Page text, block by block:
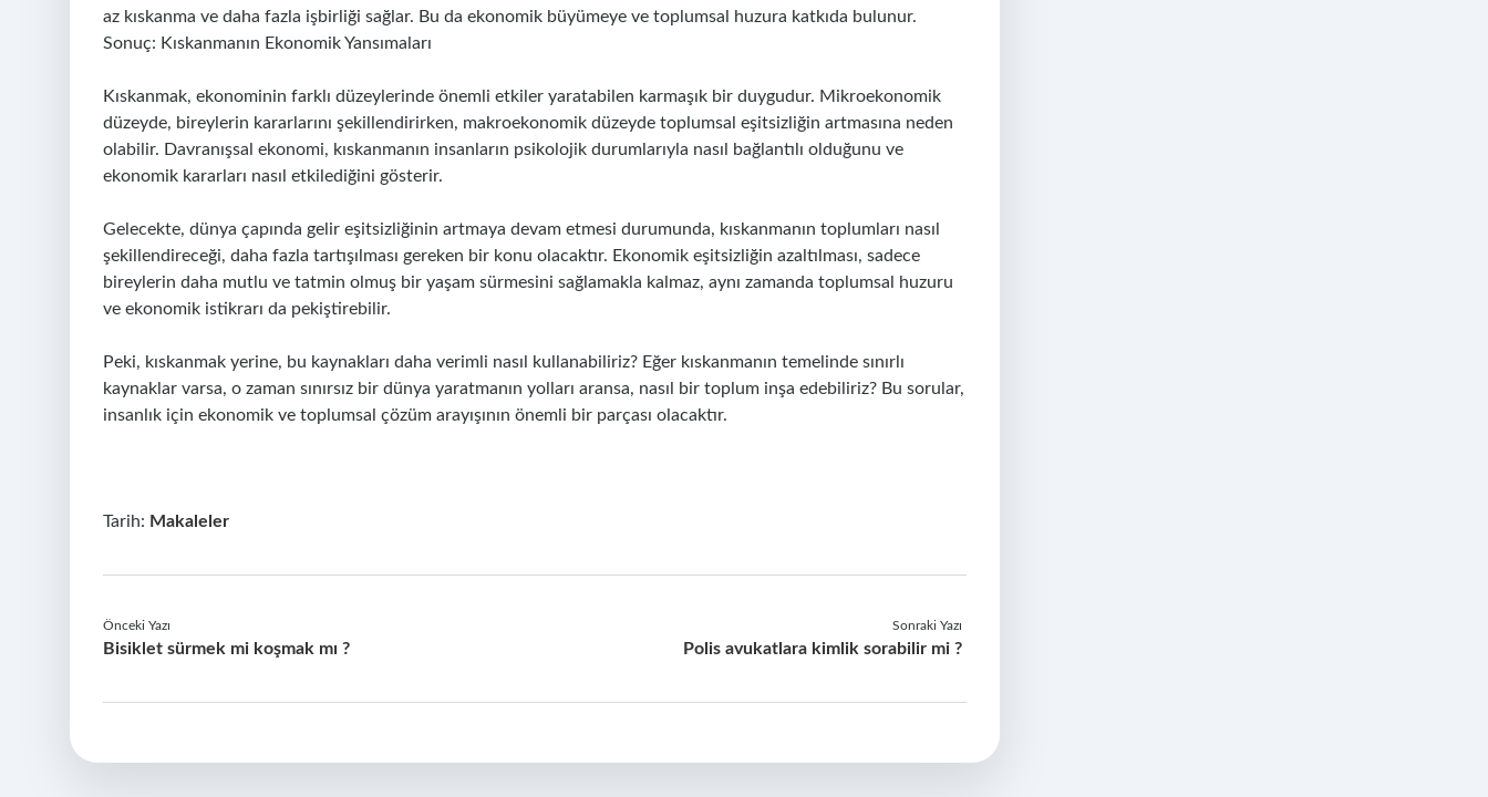
az kıskanma ve daha fazla işbirliği sağlar. Bu da ekonomik büyümeye ve toplumsal huzura katkıda bulunur.
Sonuç: Kıskanmanın Ekonomik Yansımaları
Kıskanmak, ekonominin farklı düzeylerinde önemli etkiler yaratabilen karmaşık bir duygudur. Mikroekonomik
düzeyde, bireylerin kararlarını şekillendirirken, makroekonomik düzeyde toplumsal eşitsizliğin artmasına neden
olabilir. Davranışsal ekonomi, kıskanmanın insanların psikolojik durumlarıyla nasıl bağlantılı olduğunu ve
ekonomik kararları nasıl etkilediğini gösterir.
Gelecekte, dünya çapında gelir eşitsizliğinin artmaya devam etmesi durumunda, kıskanmanın toplumları nasıl
şekillendireceği, daha fazla tartışılması gereken bir konu olacaktır. Ekonomik eşitsizliğin azaltılması, sadece
bireylerin daha mutlu ve tatmin olmuş bir yaşam sürmesini sağlamakla kalmaz, aynı zamanda toplumsal huzuru
ve ekonomik istikrarı da pekiştirebilir.
Peki, kıskanmak yerine, bu kaynakları daha verimli nasıl kullanabiliriz? Eğer kıskanmanın temelinde sınırlı
kaynaklar varsa, o zaman sınırsız bir dünya yaratmanın yolları aransa, nasıl bir toplum inşa edebiliriz? Bu sorular,
insanlık için ekonomik ve toplumsal çözüm arayışının önemli bir parçası olacaktır.
Tarih: Makaleler
Önceki Yazı
Bisiklet sürmek mi koşmak mı ?
Sonraki Yazı
Polis avukatlara kimlik sorabilir mi ?